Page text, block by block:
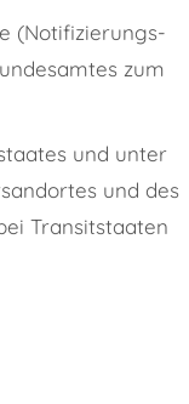
(Notifizierungs-
zum
und unter
und des
Transitstaaten